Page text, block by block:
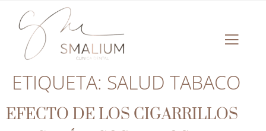
ETIQUETA: SALUD TABACO
EFECTO DE LOS CIGARRILLOS